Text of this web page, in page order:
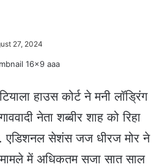
27, 2024
हाउस कोर्ट ने मनी लॉड्रिंग
नेता शब्बीर शाह को रिहा
एडिशनल सेशंस जज धीरज मोर ने
में अधिकतम सजा सात साल